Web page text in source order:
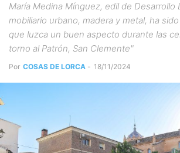
María Medina Mínguez, edil de Desarrollo
mobiliario urbano, madera y metal, ha
que luzca un buen aspecto durante las
torno al Patrón, San Clemente"
Por COSAS DE LORCA - 18/11/2024